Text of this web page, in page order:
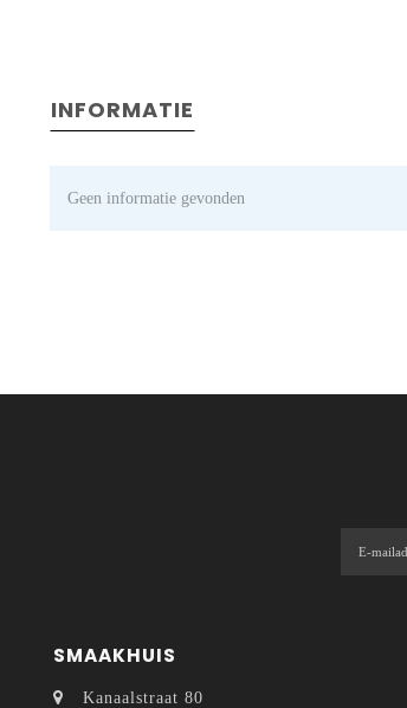
INFORMATIE
Geen informatie gevonden
SMAAKHUIS
Kanaalstraat 80